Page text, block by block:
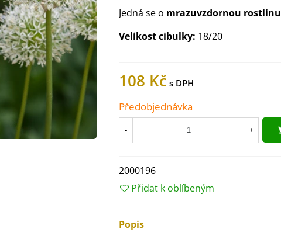
Jedná se o mrazuvzdornou rostlinu
Velikost cibulky: 18/20
108 Kč
Předobjednávka
- +
2000196
Přidat k oblíbeným
Popis